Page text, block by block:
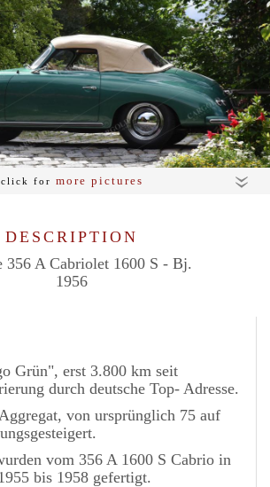
click for more pictures
DESCRIPTION
356 A Cabriolet 1600 S - Bj.
1956
Grün", erst 3.800 km seit
durch deutsche Top- Adresse.
von ursprünglich 75 auf
vom 356 A 1600 S Cabrio in
bis 1958 gefertigt.